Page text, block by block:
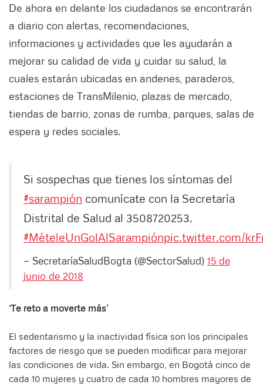
De ahora en delante los ciudadanos se encontrarán
a diario con alertas, recomendaciones,
informaciones y actividades que les ayudarán a
mejorar su calidad de vida y cuidar su salud, la
cuales estarán ubicadas en andenes, paraderos,
estaciones de TransMilenio, plazas de mercado,
tiendas de barrio, zonas de rumba, parques, salas de
espera y redes sociales.
Si sospechas que tienes los síntomas del
#sarampión comunícate con la Secretaría
Distrital de Salud al 3508720253.
#MételeUnGolAlSarampiónpic.twitter.com/
— SecretaríaSaludBogta (@SectorSalud) 15 de
junio de 2018
‘Te reto a moverte más’
El sedentarismo y la inactividad física son los principales
factores de riesgo que se pueden modificar para mejorar
las condiciones de vida. Sin embargo, en Bogotá cinco de
cada 10 mujeres y cuatro de cada 10 hombres mayores de